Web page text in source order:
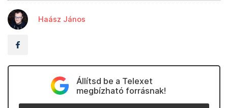
Haász János
Állítsd be a Telexet
megbízható forrásnak!